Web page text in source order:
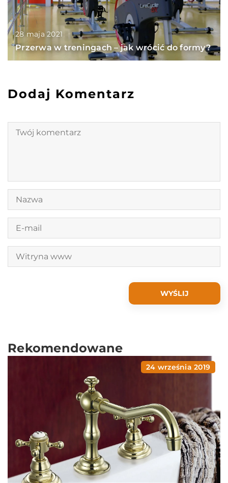
28 maja 2021
Przerwa w treningach – jak wrócić do formy?
Dodaj Komentarz
Rekomendowane
24 września 2019